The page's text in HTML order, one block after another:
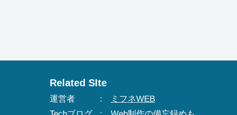
Related SIte
運営者
ミフネWEB